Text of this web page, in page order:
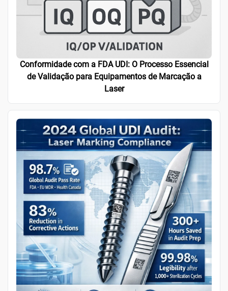
Conformidade com a FDA UDI: O Processo Essencial
de Validação para Equipamentos de Marcação a
Laser